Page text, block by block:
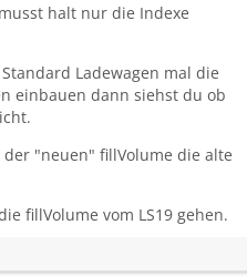
halt nur die Indexe
Ladewagen mal die
einbauen dann siehst du ob
"neuen" fillVolume die alte
fillVolume vom LS19 gehen.